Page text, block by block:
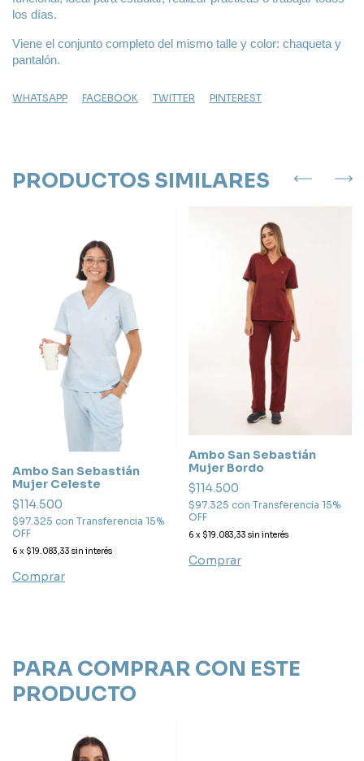
los días.
Viene el conjunto completo del mismo talle y color: chaqueta y
pantalón.
WHATSAPP FACEBOOK TWITTER PINTEREST
PRODUCTOS SIMILARES
Ambo San Sebastián
Mujer Celeste
$114.500
$97.325 con Transferencia 15%
OFF
6 x $19.083,33 sin interés
Comprar
Ambo San Sebastián
Mujer Bordo
$114.500
$97.325 con Transferencia 15%
OFF
6 x $19.083,33 sin interés
Comprar
PARA COMPRAR CON ESTE
PRODUCTO